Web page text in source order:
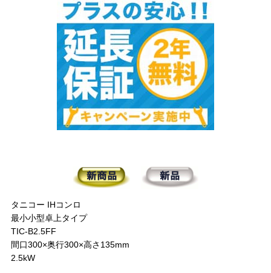
タニコー IHコンロ
最小小型卓上タイプ
TIC-B2.5FF
間口300×奥行300×高さ135mm
2.5kW